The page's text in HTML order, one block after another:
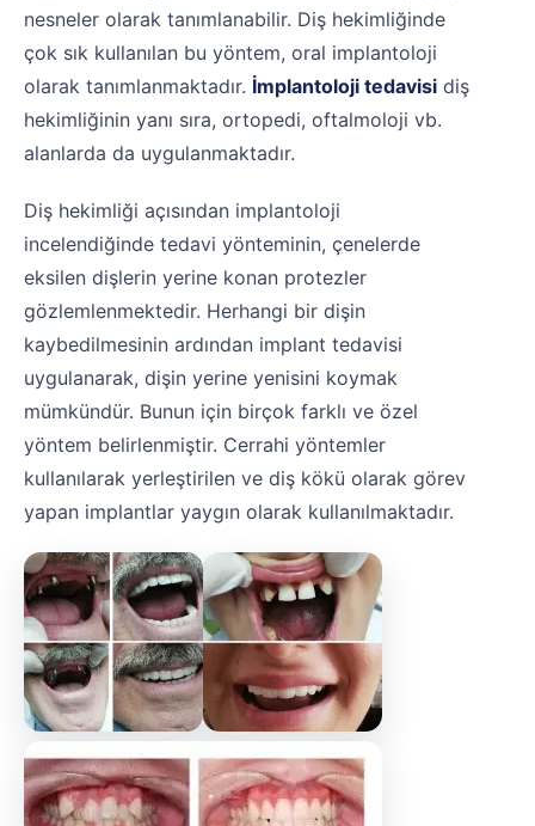
nesneler olarak tanımlanabilir. Diş hekimliğinde
çok sık kullanılan bu yöntem, oral implantoloji
olarak tanımlanmaktadır. İmplantoloji tedavisi diş
hekimliğinin yanı sıra, ortopedi, oftalmoloji vb.
alanlarda da uygulanmaktadır.
Diş hekimliği açısından implantoloji
incelendiğinde tedavi yönteminin, çenelerde
eksilen dişlerin yerine konan protezler
gözlemlenmektedir. Herhangi bir dişin
kaybedilmesinin ardından implant tedavisi
uygulanarak, dişin yerine yenisini koymak
mümkündür. Bunun için birçok farklı ve özel
yöntem belirlenmiştir. Cerrahi yöntemler
kullanılarak yerleştirilen ve diş kökü olarak görev
yapan implantlar yaygın olarak kullanılmaktadır.